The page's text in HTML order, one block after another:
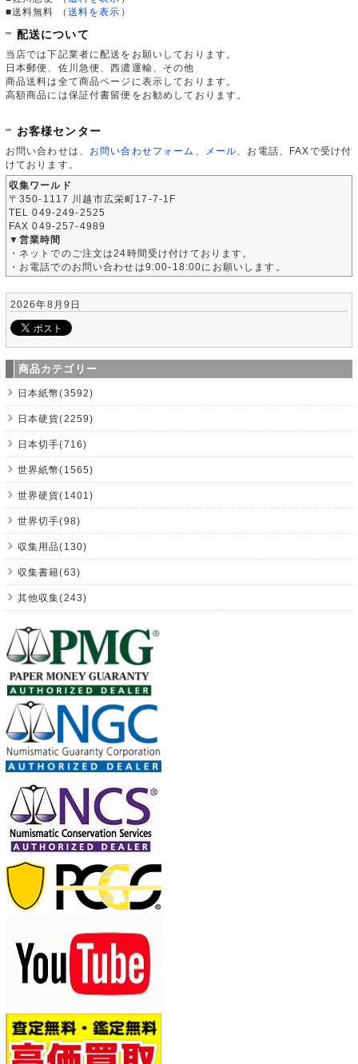
■送料無料
（ 送料を表示 ）
配送について
当店では下記業者に配送をお願いしております。
日本郵便、佐川急便、西濃運輸、その他
商品送料は全て商品ページに表示しております。
高額商品には保証付書留便をお勧めしております。
お客様センター
お問い合わせは、 お問い合わせフォーム メール 、お電話、FAXで受け付
けております。
収集ワールド
〒350-1117 川越市広栄町17-7-1F
TEL 049-249-2525
FAX 049-257-4989
▼営業時間
・ネットでのご注文は24時間受け付けております。
・お電話でのお問い合わせは9:00-18:00にお願いします。
2026年8月9日
商品カテゴリー
日本紙幣(3592)
日本硬貨(2259)
日本切手(716)
世界紙幣(1565)
世界硬貨(1401)
世界切手(98)
収集用品(130)
収集書籍(63)
其他収集(243)